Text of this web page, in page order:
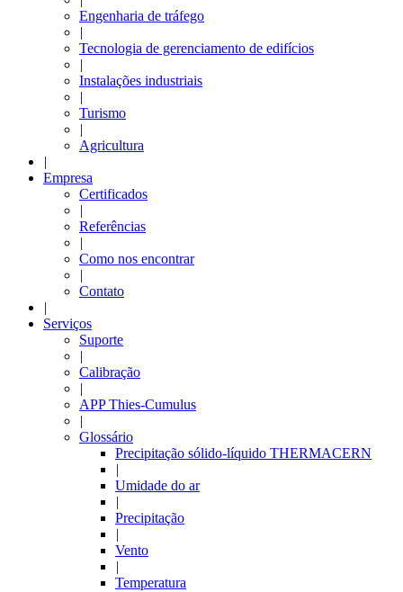
Engenharia de tráfego
|
Tecnologia de gerenciamento de edifícios
|
Instalações industriais
|
Turismo
|
Agricultura
|
Empresa
Certificados
|
Referências
|
Como nos encontrar
|
Contato
|
Serviços
Suporte
|
Calibração
|
APP Thies-Cumulus
|
Glossário
Precipitação sólido-líquido THERMACERN
|
Umidade do ar
|
Precipitação
|
Vento
|
Temperatura